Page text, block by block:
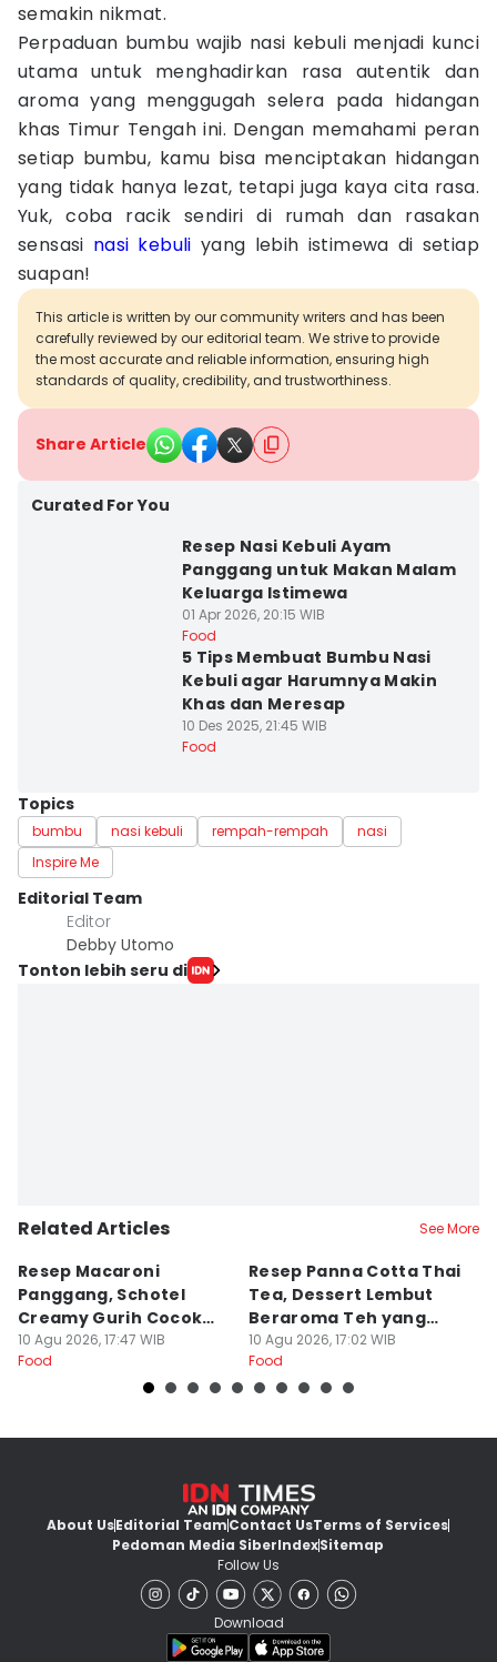
semakin nikmat.
Perpaduan bumbu wajib nasi kebuli menjadi kunci
utama untuk menghadirkan rasa autentik dan
aroma yang menggugah selera pada hidangan
khas Timur Tengah ini. Dengan memahami peran
setiap bumbu, kamu bisa menciptakan hidangan
yang tidak hanya lezat, tetapi juga kaya cita rasa.
Yuk, coba racik sendiri di rumah dan rasakan
sensasi nasi kebuli yang lebih istimewa di setiap
suapan!
This article is written by our community writers and has been
carefully reviewed by our editorial team. We strive to provide
the most accurate and reliable information, ensuring high
standards of quality, credibility, and trustworthiness.
Share Article
Curated For You
Resep Nasi Kebuli Ayam
Panggang untuk Makan Malam
Keluarga Istimewa
01 Apr 2026, 20:15 WIB
Food
5 Tips Membuat Bumbu Nasi
Kebuli agar Harumnya Makin
Khas dan Meresap
10 Des 2025, 21:45 WIB
Food
Topics
bumbu nasi kebuli rempah-rempah
nasi
Inspire Me
Editorial Team
Editor
Debby Utomo
Tonton lebih seru di
Related Articles See More
Resep Macaroni
Panggang, Schotel
Creamy Gurih Cocok
untuk Camilan
10 Agu 2026, 17:47 WIB
Food
Resep Panna Cotta Thai
Tea, Dessert Lembut
Beraroma Teh yang
Memikat
10 Agu 2026, 17:02 WIB
Food
About UsEditorial TeamContact UsTerms of Services
Pedoman Media SiberIndexSitemap
Follow Us
Download